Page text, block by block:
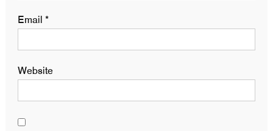
Email *
Website